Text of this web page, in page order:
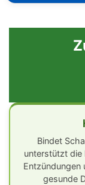
Bindet
unterstützt die
gesunde